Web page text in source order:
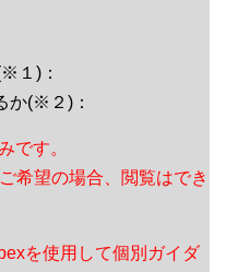
１)：
か(※２)：
です。
望の場合、閲覧はでき
を使用して個別ガイダ